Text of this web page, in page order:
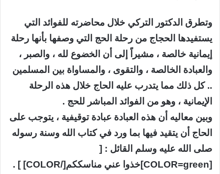
وتطرق الدكتور التركي خلال محاضرته للفوائد التي
يستفيدها الحجاج من رحلة الحج التي وصفها بأنها رحلة
إيمانية خالصة ، مشيراً إلى أن الخضوع لله ، والصبر ،
والعبادة الخالصة ، والتقوى ، والمساواة بين المسلمين
.. كل ذلك مما يتدرب عليه الحاج خلال هذه الرحلة
الإيمانية ، وهو من الفوائد المباشر للحج .
وبين معاليه أن هذه العبادة عبادة توقيفية ، يتوجب على
الحاج أن يتقيد فيها بما ورد في كتاب الله وسنة رسوله
صلى الله عليه وسلم القائل : [
[COLOR=green]خذوا عني مناسككم[/COLOR] ] .